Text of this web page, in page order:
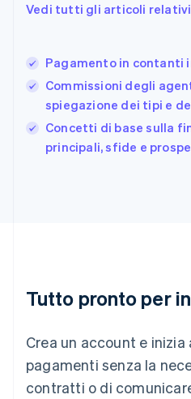
Vedi tutti gli articoli
Pagamento in contanti
Commissioni degli
spiegazione dei tipi e
Concetti di base sulla
principali, sfide e
Tutto pronto per
Crea un account e
pagamenti senza la
contratti o di
Germania
日本語English
English
Grecia
English
India
English
Lituania
Lussemburgo
Deutsch English
Malaysia
English 简体中文